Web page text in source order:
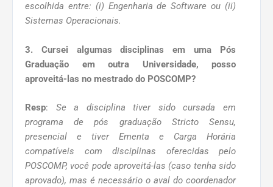
escolhida entre: (i) Engenharia de Software ou (ii)
Sistemas Operacionais.
3. Cursei algumas disciplinas em uma Pós
Graduação em outra Universidade, posso
aproveitá-las no mestrado do POSCOMP?
Resp: Se a disciplina tiver sido cursada em
programa de pós graduação Stricto Sensu,
presencial e tiver Ementa e Carga Horária
compatíveis com disciplinas oferecidas pelo
POSCOMP, você pode aproveitá-las (caso tenha sido
aprovado), mas é necessário o aval do coordenador